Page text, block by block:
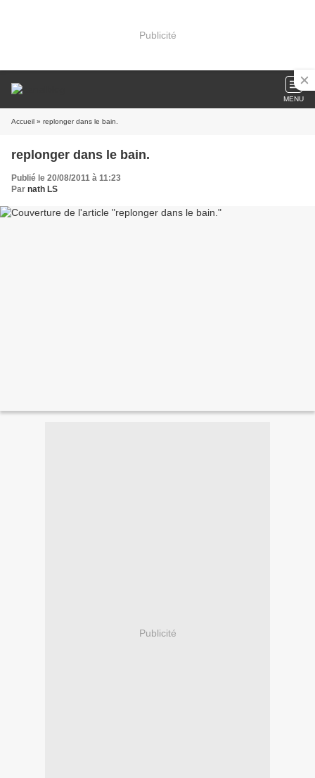
Publicité
MENU
Accueil » replonger dans le bain.
replonger dans le bain.
Publié le 20/08/2011 à 11:23
Par nath LS
Publicité